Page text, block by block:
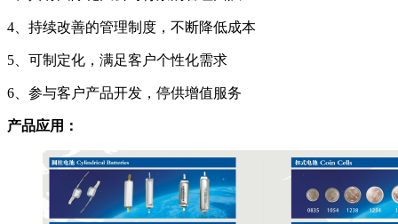
4、持续改善的管理制度，不断降低成本
5、可制定化，满足客户个性化需求
6、参与客户产品开发，停供增值服务
产品应用：